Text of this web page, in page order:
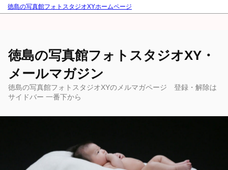
徳島の写真館フォトスタジオXYホームページ
徳島の写真館フォトスタジオXY・
メールマガジン
徳島の写真館フォトスタジオXYのメルマガページ 登録・解除は
サイドバー 一番下から